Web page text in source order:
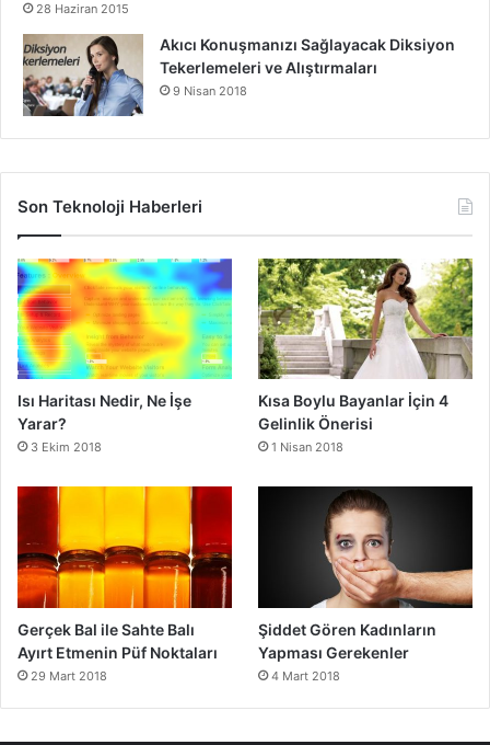
28 Haziran 2015
Akıcı Konuşmanızı Sağlayacak Diksiyon
Tekerlemeleri ve Alıştırmaları
9 Nisan 2018
Son Teknoloji Haberleri
Isı Haritası Nedir, Ne İşe
Yarar?
3 Ekim 2018
Kısa Boylu Bayanlar İçin 4
Gelinlik Önerisi
1 Nisan 2018
Gerçek Bal ile Sahte Balı
Ayırt Etmenin Püf Noktaları
29 Mart 2018
Şiddet Gören Kadınların
Yapması Gerekenler
4 Mart 2018